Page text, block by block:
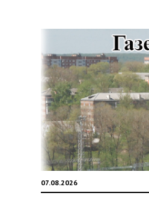
07.08.2026